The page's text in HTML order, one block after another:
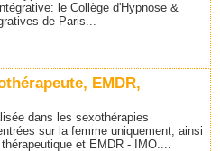
le Collège d'Hypnose &
de Paris...
EMDR,
dans les sexothérapies
sur la femme uniquement, ainsi
thérapeutique et EMDR - IMO....